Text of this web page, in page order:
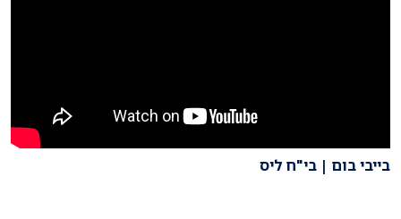
בייבי בום | בי"ח ליס